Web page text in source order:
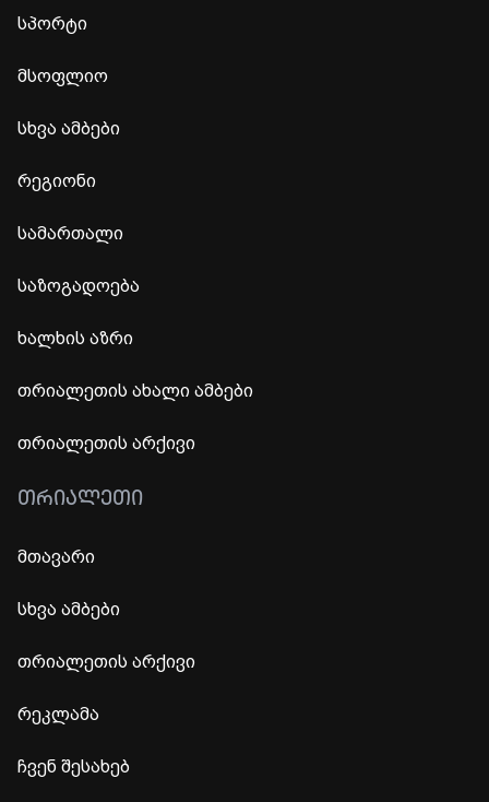
სპორტი
მსოფლიო
სხვა ამბები
რეგიონი
სამართალი
საზოგადოება
ხალხის აზრი
თრიალეთის ახალი ამბები
თრიალეთის არქივი
ᲗᲠᲘᲐᲚᲔᲗᲘ
მთავარი
სხვა ამბები
თრიალეთის არქივი
რეკლამა
ჩვენ შესახებ